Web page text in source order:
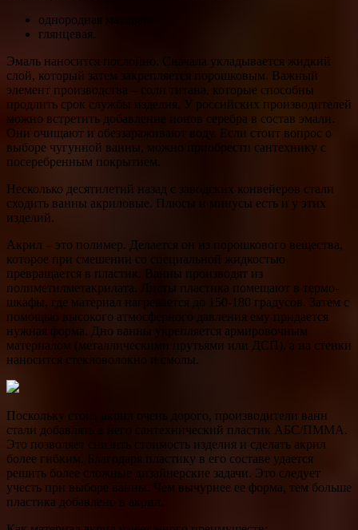
однородная матовая;
глянцевая.
Эмаль наносится послойно. Сначала укладывается жидкий
слой, который затем закрепляется порошковым. Важный
элемент производства – соли титана, которые способны
продлить срок службы изделия. У российских производителей
можно встретить добавление ионов серебра в состав эмали.
Они очищают и обеззараживают воду. Если стоит вопрос о
выборе чугунной ванны, можно приобрести сантехнику с
посеребренным покрытием.
Несколько десятилетий назад с заводских конвейеров стали
сходить ванны акриловые. Плюсы и минусы есть и у этих
изделий.
Акрил – это полимер. Делается он из порошкового вещества,
которое при смешении со специальной жидкостью
превращается в пластик. Ванны производят из
полиметилметакрилата. Листы пластика помещают в термо-
шкафы, где материал нагревается до 150-180 градусов. Затем с
помощью высокого атмосферного давления ему придается
нужная форма. Дно ванны укрепляется армировочным
материалом (металлическими прутьями или ДСП), а на стенки
наносится стекловолокно и смолы.
Поскольку стоит акрил очень дорого, производители ванн
стали добавлять в него сантехнический пластик АБС/ПММА.
Это позволяет снизить стоимость изделия и сделать акрил
более гибким. Благодаря пластику в его составе удается
решить более сложные дизайнерские задачи. Это следует
учесть при выборе ванны. Чем вычурнее ее форма, тем больше
пластика добавлено в акрил.